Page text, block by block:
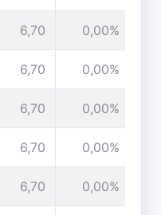
6,70 0,00%
6,70 0,00%
6,70 0,00%
6,70 0,00%
6,70 0,00%